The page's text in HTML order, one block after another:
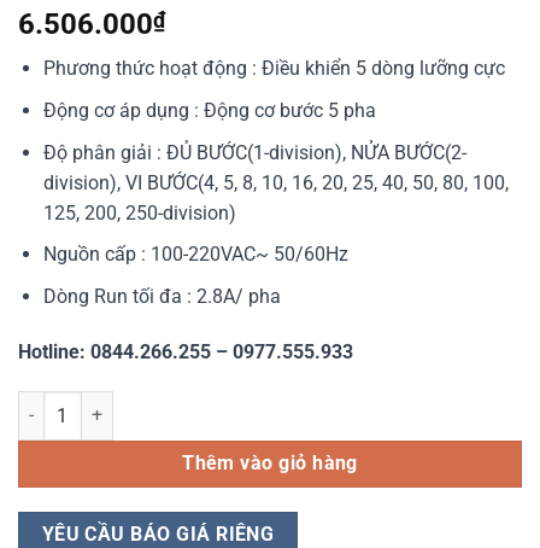
5.00trên 5
dựa trên
1
6.506.000₫
Phương thức hoạt động : Điều khiển 5 dòng lưỡng cực
Động cơ áp dụng : Động cơ bước 5 pha
Độ phân giải : ĐỦ BƯỚC(1-division), NỬA BƯỚC(2-
division), VI BƯỚC(4, 5, 8, 10, 16, 20, 25, 40, 50, 80, 100,
125, 200, 250-division)
Nguồn cấp : 100-220VAC~ 50/60Hz
Dòng Run tối đa : 2.8A/ pha
Hotline: 0844.266.255 – 0977.555.933
Servo Drive Autonics MD5-HF28 số lượng
Thêm vào giỏ hàng
YÊU CẦU BÁO GIÁ RIÊNG